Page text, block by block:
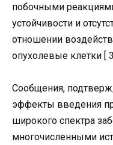
побочными
устойчивости и
отношении
опухолевые клетки [
Сообщения,
эффекты введения
широкого спектра
многочисленными